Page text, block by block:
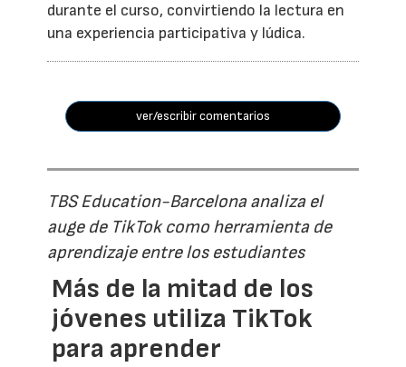
durante el curso, convirtiendo la lectura en
una experiencia participativa y lúdica.
ver/escribir comentarios
TBS Education-Barcelona analiza el
auge de TikTok como herramienta de
aprendizaje entre los estudiantes
Más de la mitad de los
jóvenes utiliza TikTok
para aprender